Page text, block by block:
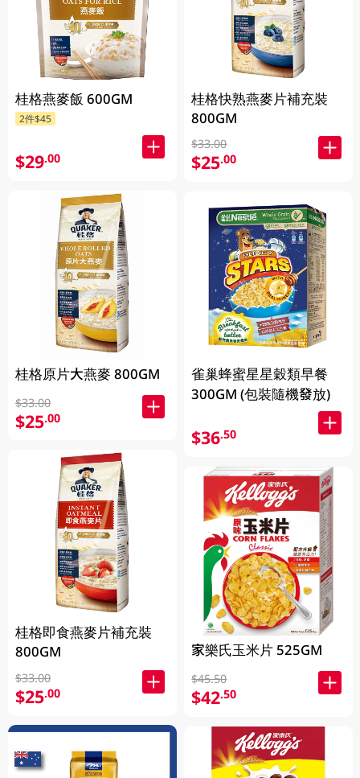
桂格燕麥飯 600GM
2件$45
$29.00
桂格原片大燕麥 800GM
$33.00
$25.00
桂格即食燕麥片補充裝
800GM
$33.00
$25.00
桂格快熟燕麥片補充裝
800GM
$33.00
$25.00
雀巢蜂蜜星星穀類早餐
300GM (包裝隨機發放)
$36.50
家樂氏玉米片 525GM
$45.50
$42.50